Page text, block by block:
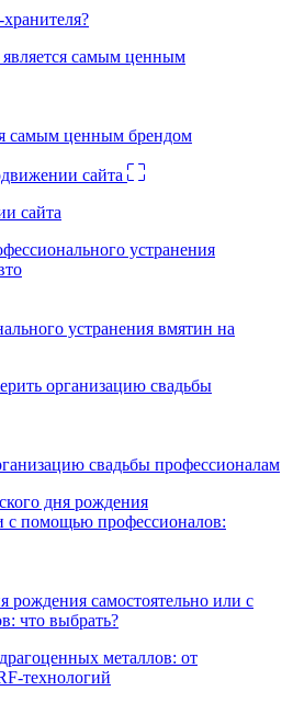
самым ценным брендом
сайта
устранения вмятин на
свадьбы профессионалам
рождения самостоятельно или с
что выбрать?